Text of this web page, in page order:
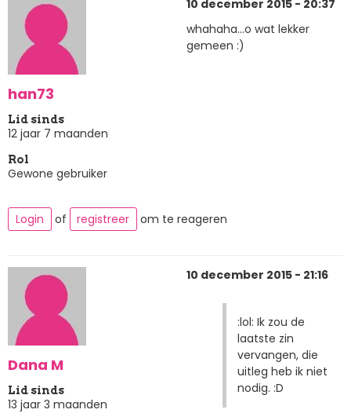
han73
Lid sinds
12 jaar 7 maanden
Rol
Gewone gebruiker
10 december 2015 - 20:37
whahaha...o wat lekker
gemeen :)
Login of registreer om te reageren
Dana M
Lid sinds
13 jaar 3 maanden
10 december 2015 - 21:16
:lol: Ik zou de
laatste zin
vervangen, die
uitleg heb ik niet
nodig. :D